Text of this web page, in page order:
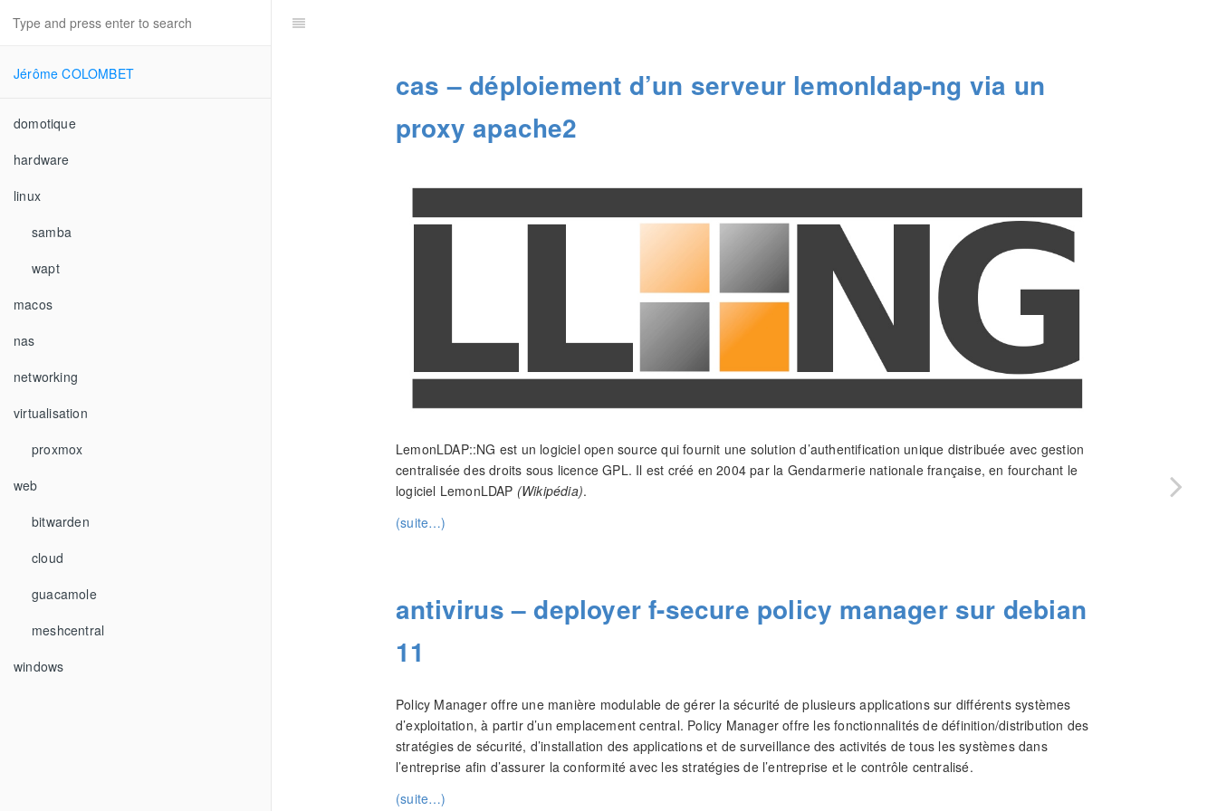
Jérôme COLOMBET
domotique
hardware
linux
samba
wapt
macos
nas
networking
virtualisation
proxmox
web
bitwarden
cloud
guacamole
meshcentral
windows
cas – déploiement d’un serveur lemonldap-ng via un
proxy apache2
LemonLDAP::NG est un logiciel open source qui fournit une solution d’authentification unique distribuée avec gestion
centralisée des droits sous licence GPL. Il est créé en 2004 par la Gendarmerie nationale française, en fourchant le
logiciel LemonLDAP (Wikipédia).
(suite…)
antivirus – deployer f-secure policy manager sur debian
11
Policy Manager offre une manière modulable de gérer la sécurité de plusieurs applications sur différents systèmes
d’exploitation, à partir d’un emplacement central. Policy Manager offre les fonctionnalités de définition/distribution des
stratégies de sécurité, d’installation des applications et de surveillance des activités de tous les systèmes dans
l’entreprise afin d’assurer la conformité avec les stratégies de l’entreprise et le contrôle centralisé.
(suite…)